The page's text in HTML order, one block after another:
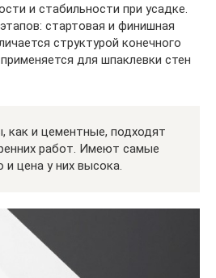
и стабильности при усадке.
стартовая и финишная
структурой конечного
для шпаклевки стен
как и цементные, подходят
работ. Имеют самые
и цена у них высока.